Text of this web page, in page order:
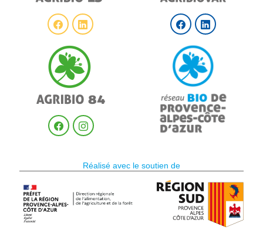
Réalisé avec le soutien de